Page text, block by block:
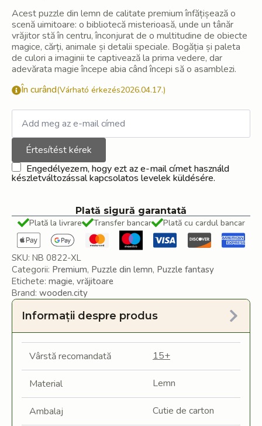
Acest puzzle din lemn de calitate premium înfățișează o
scenă uimitoare: o bibliotecă misterioasă, unde un tânăr
vrăjitor stă în centru, înconjurat de o multitudine de obiecte
magice, cărți, animale și detalii speciale. Bogăția și paleta
de culori a imaginii te captivează la prima vedere, dar
adevărata magie începe abia când începi să o asamblezi.
În curând(Várható érkezés2026.04.17.)
Értesítést kérek
Engedélyezem, hogy ezt az e-mail címet használd
készletváltozással kapcsolatos levelek küldésére.
Plată sigură garantată
Plată la livrare
Transfer bancar Plată cu cardul bancar
SKU: NB 0822-XL
Categorii: Premium, Puzzle din lemn, Puzzle fantasy
Etichete: magie, vrăjitoare
Brand: wooden.city
Informații despre produs
Vârstă recomandată 15+
Material Lemn
Ambalaj Cutie de carton